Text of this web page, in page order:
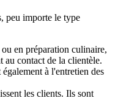
peu importe le type
en préparation culinaire,
au contact de la clientèle.
à l'entretien des
les clients. Ils sont